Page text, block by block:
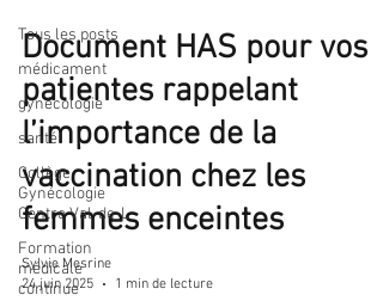
Tous les posts
médicament
gynécologie
santé
Collège
Gynécologie
Centre Val-de-L
Formation
médicale
continue
Document HAS pour vos
patientes rappelant
l’importance de la
vaccination chez les
femmes enceintes
Sylvie Mesrine
24 juin 2025
1 min de lecture